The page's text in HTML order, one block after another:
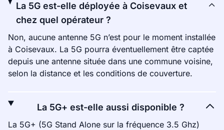
La 5G est-elle déployée à Coisevaux et
chez quel opérateur ?
Non, aucune antenne 5G n’est pour le moment installée
à Coisevaux. La 5G pourra éventuellement être captée
depuis une antenne située dans une commune voisine,
selon la distance et les conditions de couverture.
La 5G+ est-elle aussi disponible ?
La 5G+ (5G Stand Alone sur la fréquence 3.5 Ghz)